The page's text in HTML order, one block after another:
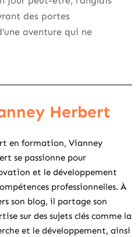
des portes
aventure qui ne
Herbert
en formation, Vianney
se passionne pour
et le développement
professionnelles. À
son blog, il partage son
sur des sujets clés comme la
et le développement, ainsi